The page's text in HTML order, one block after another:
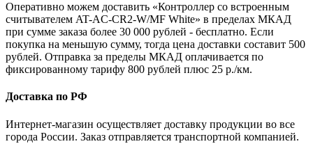
Оперативно можем доставить «Контроллер со встроенным
считывателем AT-AC-CR2-W/MF White» в пределах МКАД
при сумме заказа более 30 000 рублей - бесплатно. Если
покупка на меньшую сумму, тогда цена доставки составит 500
рублей. Отправка за пределы МКАД оплачивается по
фиксированному тарифу 800 рублей плюс 25 р./км.
Доставка по РФ
Интернет-магазин осуществляет доставку продукции во все
города России. Заказ отправляется транспортной компанией.